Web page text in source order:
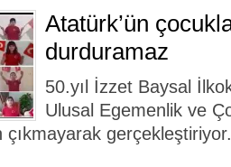
Atatürk’ün
durduramaz
50.yıl İzzet Baysal
Ulusal Egemenlik ve
çıkmayarak gerçekleştiriyor.